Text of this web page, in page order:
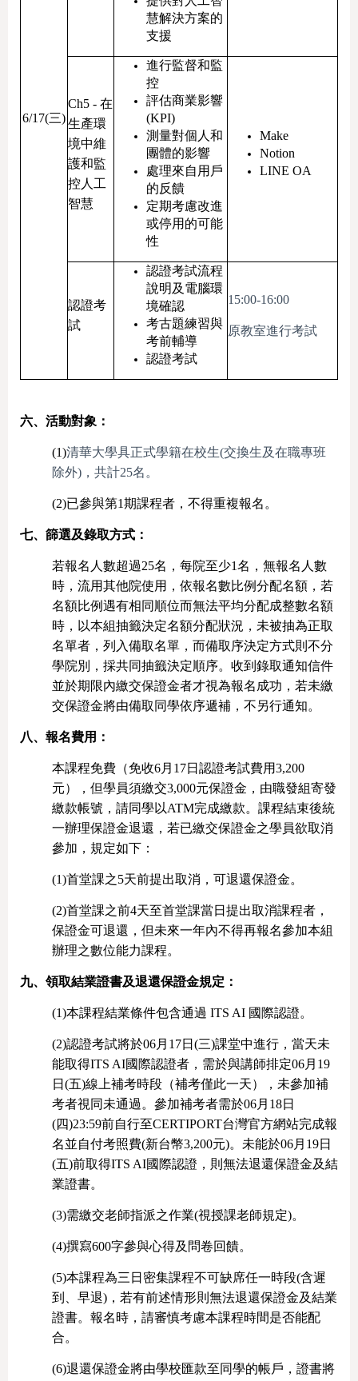
6/17(三)
慧解決方案的
支援
Ch5 - 在
生產環
境中維
護和監
控人工
智慧
進行監督和監
控
評估商業影響
(KPI)
測量對個人和
團體的影響
處理來自用戶
的反饋
定期考慮改進
或停用的可能
性
Make
Notion
LINE OA
認證考
試
認證考試流程
說明及電腦環
境確認
考古題練習與
考前輔導
認證考試
15:00-16:00
原教室進行考試
六、活動對象：
(1)清華大學具正式學籍在校生(交換生及在職專班
除外)，共計25名。
(2)已參與第1期課程者，不得重複報名。
七、篩選及錄取方式：
若報名人數超過25名，每院至少1名，無報名人數
時，流用其他院使用，依報名數比例分配名額，若
名額比例遇有相同順位而無法平均分配成整數名額
時，以本組抽籤決定名額分配狀況，未被抽為正取
名單者，列入備取名單，而備取序決定方式則不分
學院別，採共同抽籤決定順序。收到錄取通知信件
並於期限內繳交保證金者才視為報名成功，若未繳
交保證金將由備取同學依序遞補，不另行通知。
八、報名費用：
本課程免費（免收6月17日認證考試費用3,200
元），但學員須繳交3,000元保證金，由職發組寄發
繳款帳號，請同學以ATM完成繳款。課程結束後統
一辦理保證金退還，若已繳交保證金之學員欲取消
參加，規定如下：
(1)首堂課之5天前提出取消，可退還保證金。
(2)首堂課之前4天至首堂課當日提出取消課程者，
保證金可退還，但未來一年內不得再報名參加本組
辦理之數位能力課程。
九、領取結業證書及退還保證金規定：
(1)本課程結業條件包含通過 ITS AI 國際認證。
(2)認證考試將於06月17日(三)課堂中進行，當天未
能取得ITS AI國際認證者，需於與講師排定06月19
日(五)線上補考時段（補考僅此一天），未參加補
考者視同未通過。參加補考者需於06月18日
(四)23:59前自行至CERTIPORT台灣官方網站完成報
名並自付考照費(新台幣3,200元)。未能於06月19日
(五)前取得ITS AI國際認證，則無法退還保證金及結
業證書。
(3)需繳交老師指派之作業(視授課老師規定)。
(4)撰寫600字參與心得及問卷回饋。
(5)本課程為三日密集課程不可缺席任一時段(含遲
到、早退)，若有前述情形則無法退還保證金及結業
證書。報名時，請審慎考慮本課程時間是否能配
合。
(6)退還保證金將由學校匯款至同學的帳戶，證書將